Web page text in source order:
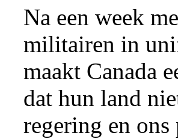
Na een week
militairen in
maakt Canada
dat hun land
regering en